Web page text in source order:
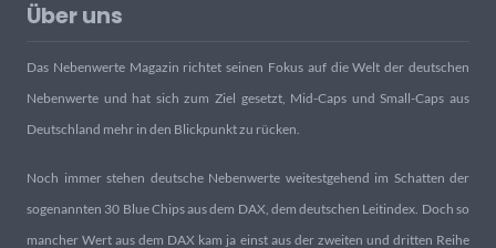
Über uns
Das Nebenwerte Magazin richtet seinen Fokus auf die Welt der deutschen
Nebenwerte und hat sich zum Ziel gesetzt, Mid-Caps und Small-Caps aus
Deutschland mehr in den Blickpunkt zu rücken.
Noch immer stehen deutsche Nebenwerte weitestgehend im Schatten der
sogenannten 30 Blue Chips aus dem DAX, dem deutschen Leitindex. Doch so
mancher Wert aus dem DAX kam ja einst aus der zweiten und dritten Reihe